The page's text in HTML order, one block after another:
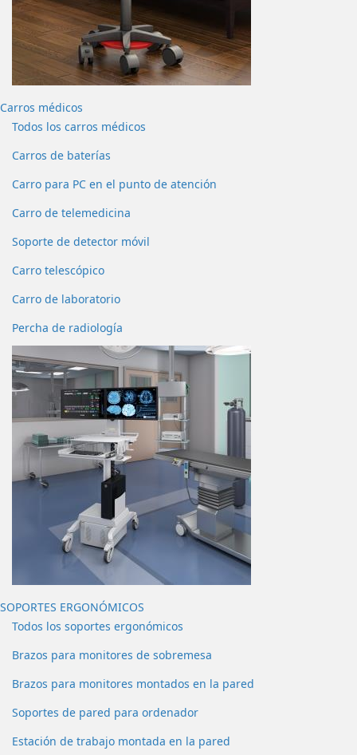
Carros médicos
Todos los carros médicos
Carros de baterías
Carro para PC en el punto de atención
Carro de telemedicina
Soporte de detector móvil
Carro telescópico
Carro de laboratorio
Percha de radiología
SOPORTES ERGONÓMICOS
Todos los soportes ergonómicos
Brazos para monitores de sobremesa
Brazos para monitores montados en la pared
Soportes de pared para ordenador
Estación de trabajo montada en la pared